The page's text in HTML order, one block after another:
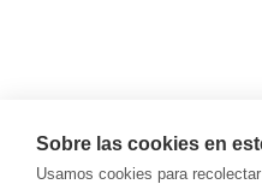
Sobre las cookies en
Usamos cookies para